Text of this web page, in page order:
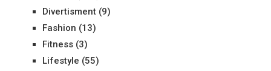
Divertisment(9)
Fashion (13)
Fitness(3)
Lifestyle (55)